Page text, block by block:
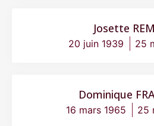
Josette
20 juin 1939 25
Dominique
16 mars 1965 25